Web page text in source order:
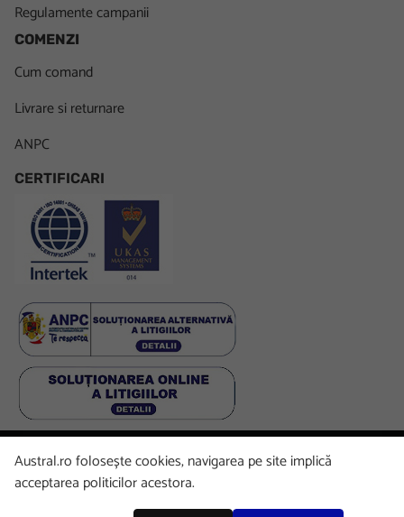
Regulamente campanii
COMENZI
Cum comand
Livrare si returnare
ANPC
CERTIFICARI
FacebookLinkedInInstagramYoutube
Austral.ro folosește cookies, navigarea pe site implică
acceptarea politicilor acestora.